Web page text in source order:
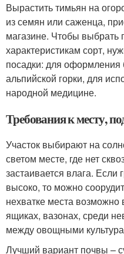
Вырастить тимьян на
из семян или саженца,
магазине. Чтобы
характеристикам сорт,
посадки: для
альпийской горки, для
народной медицине.
Требования к месту,
Участок выбирают на
светом месте, где нет
застаивается влага.
высоко, то можно
нехватке места
ящиках, вазонах, среди
между овощными
Лучший вариант почвы –